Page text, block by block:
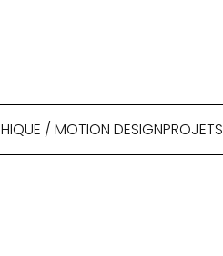
/ MOTION DESIGN